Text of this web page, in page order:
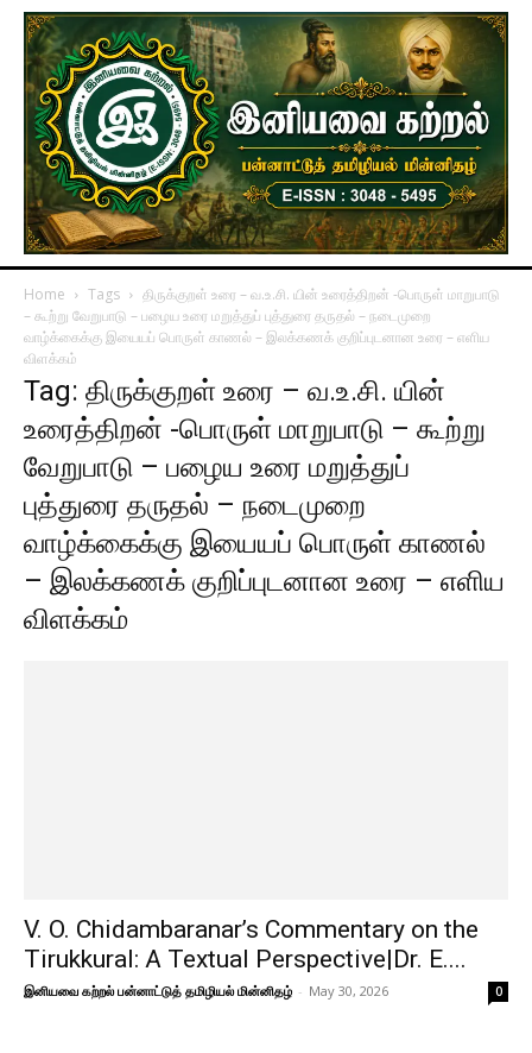
Home Tags
திருக்குறள் உரை – வ.உ.சி. யின் உரைத்திறன் -பொருள் மாறுபாடு
– கூற்று வேறுபாடு – பழைய உரை மறுத்துப் புத்துரை தருதல் – நடைமுறை
வாழ்க்கைக்கு இயையப் பொருள் காணல் – இலக்கணக் குறிப்புடனான உரை – எளிய
விளக்கம்
Tag: திருக்குறள் உரை – வ.உ.சி. யின்
உரைத்திறன் -பொருள் மாறுபாடு – கூற்று
வேறுபாடு – பழைய உரை மறுத்துப்
புத்துரை தருதல் – நடைமுறை
வாழ்க்கைக்கு இயையப் பொருள் காணல்
– இலக்கணக் குறிப்புடனான உரை – எளிய
விளக்கம்
V. O. Chidambaranar’s Commentary on the
Tirukkural: A Textual Perspective|Dr. E....
இனியவை கற்றல் பன்னாட்டுத் தமிழியல் மின்னிதழ் - May 30, 2026 0